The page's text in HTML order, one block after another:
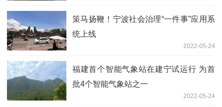
策马扬鞭！宁波社会治理“一件事”应用系
统上线
2022-05-24
福建首个智能气象站在建宁试运行 为首
批4个智能气象站之一
2022-05-24